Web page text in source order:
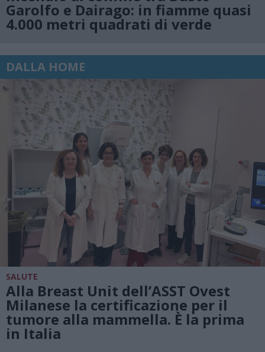
Garolfo e Dairago: in fiamme quasi
4.000 metri quadrati di verde
DALLA HOME
SALUTE
Alla Breast Unit dell’ASST Ovest
Milanese la certificazione per il
tumore alla mammella. È la prima
in Italia